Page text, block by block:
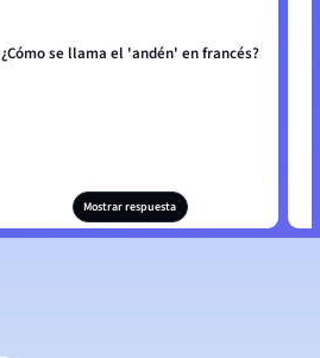
¿Cómo se llama el 'andén' en francés?
Mostrar respuesta